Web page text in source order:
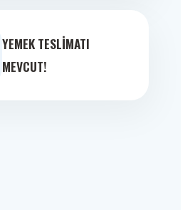
YEMEK TESLIMATI
MEVCUT!